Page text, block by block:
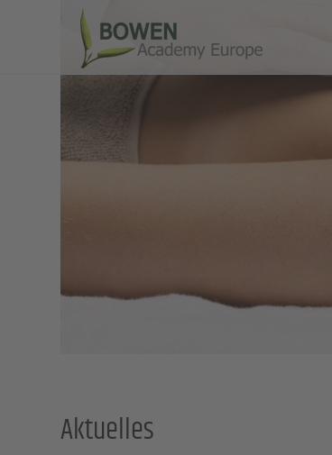
Aktuelles